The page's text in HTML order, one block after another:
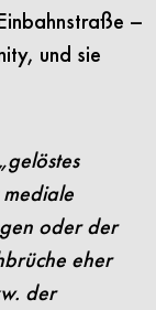
–
und sie
oder der
eher
der